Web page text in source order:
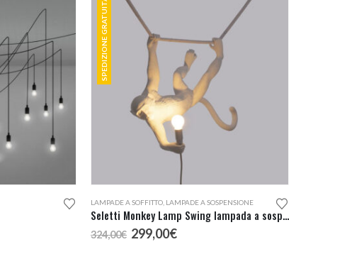
SPEDIZIONE GRATUITA
LAMPADE A SOFFITTO LAMPADE A SOSPENSIONE
Seletti Monkey Lamp Swing lampada a sospensione
324,00€ Il
prezzo
299,00€Il